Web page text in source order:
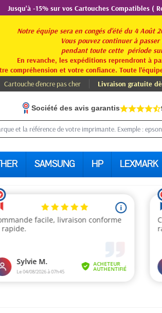
Jusqu'à -15% sur vos Cartouches Compatibles (
Notre équipe sera en congés d'été du 4 Août
Vous pouvez continuer à passer
pendant toute cette période
En revanche, les expéditions reprendront à
compréhension et votre confiance. Toute
Cartouche d'encre pas cher Livraison gratuite
Société des avis garantis
SAMSUNG HP LEXMARK